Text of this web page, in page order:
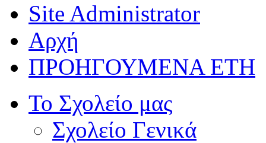
Site Administrator
Αρχή
ΠΡΟΗΓΟΥΜΕΝΑ ΕΤΗ
Το Σχολείο μας
Σχολείο Γενικά